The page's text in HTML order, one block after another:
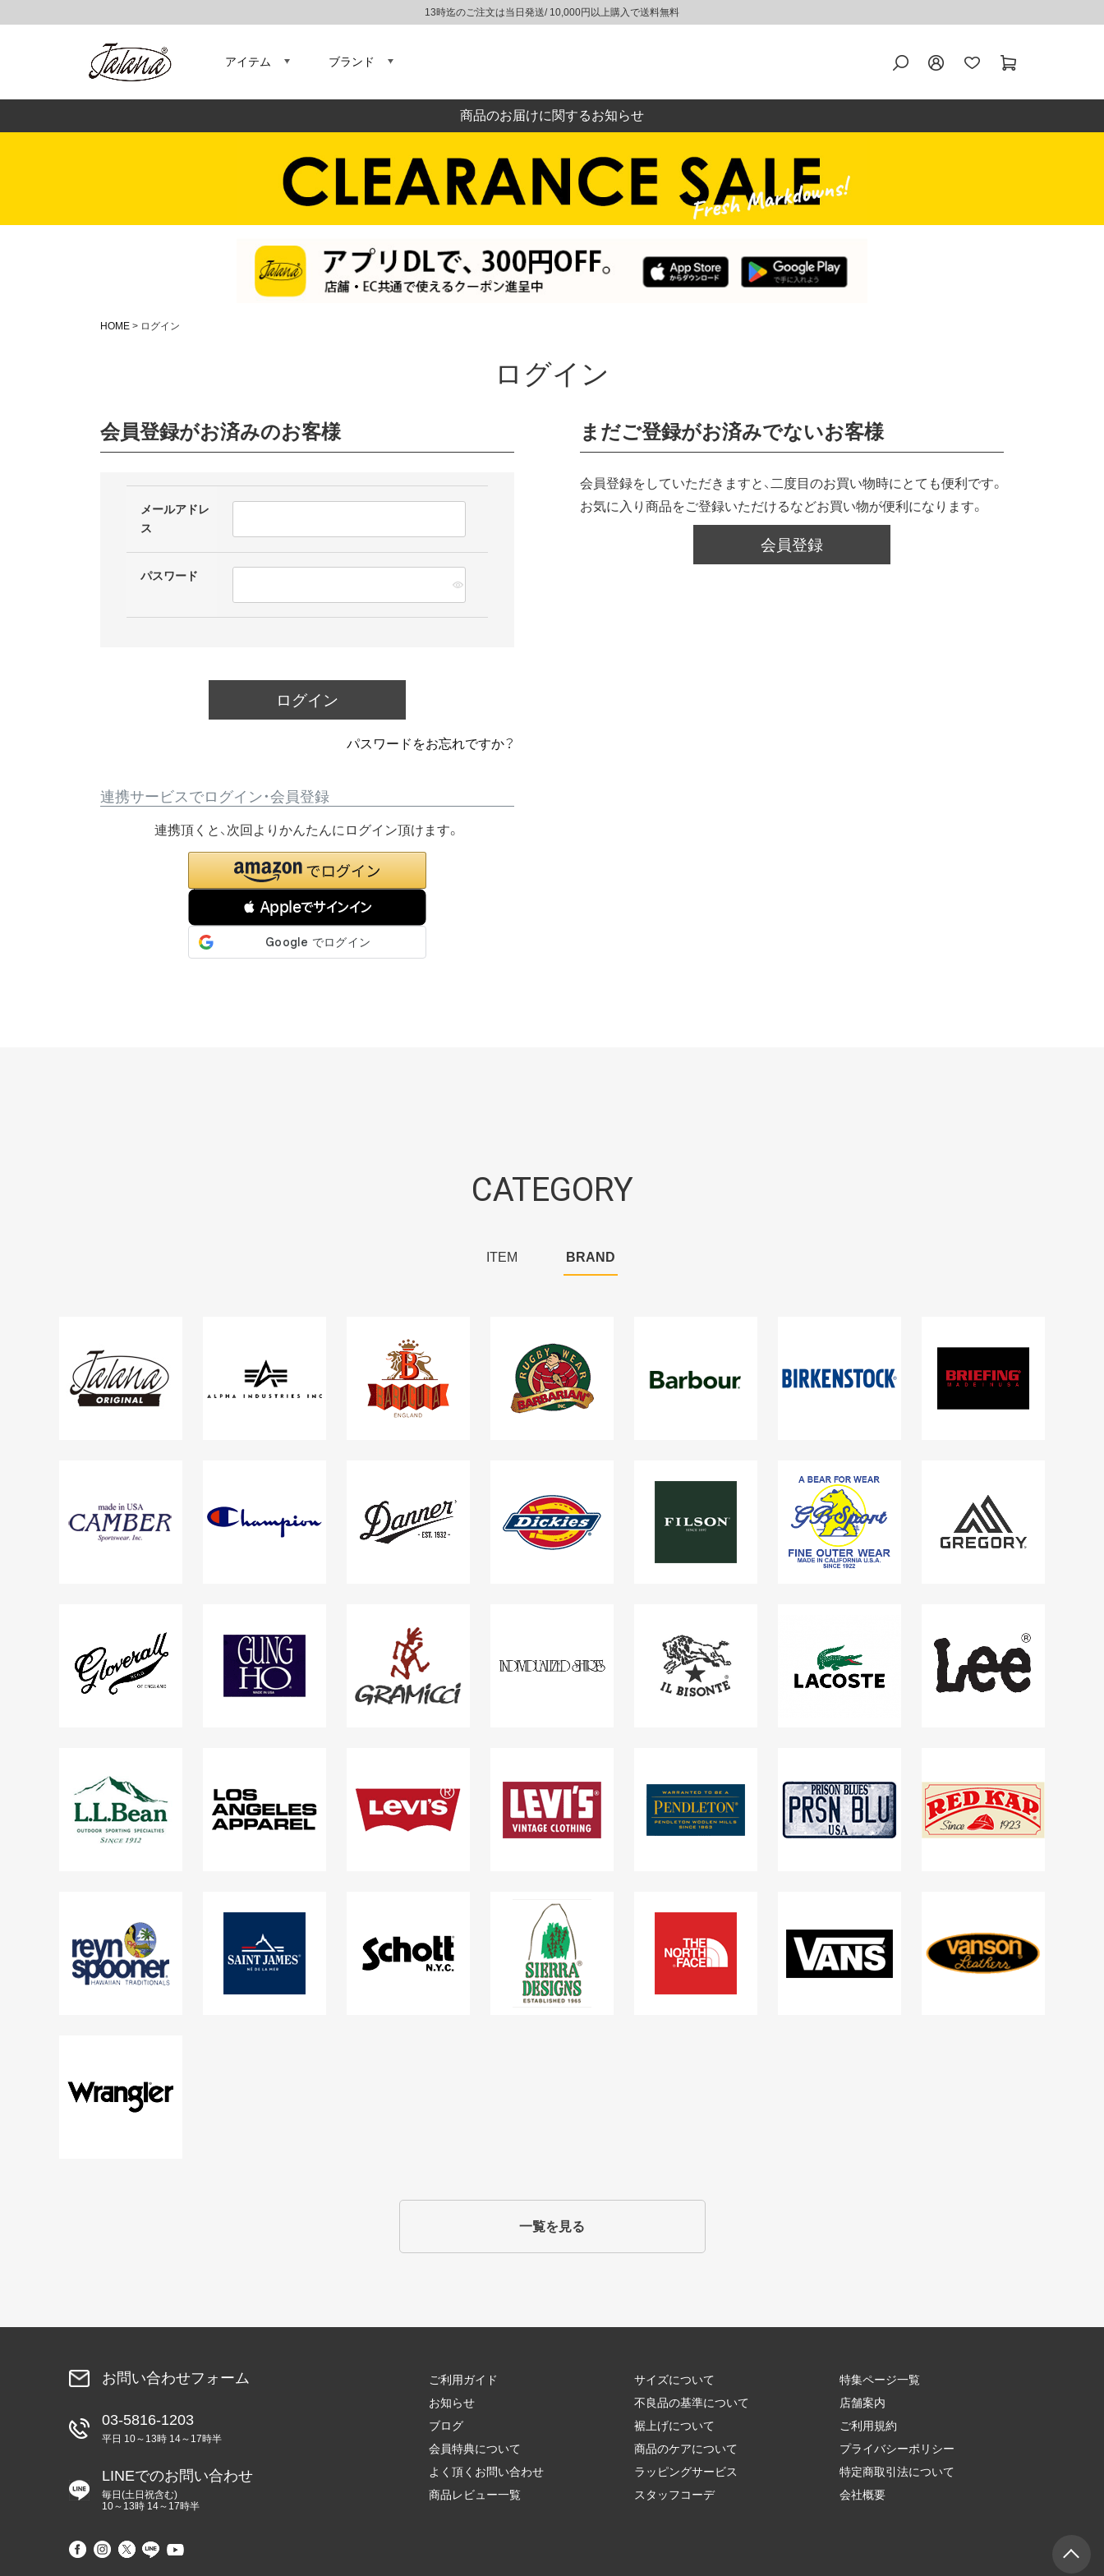
13時迄のご注文は当日発送/ 10,000円以上購入で送料無料
アイテム ブランド
商品のお届けに関するお知らせ
HOME ログイン
ログイン
会員登録がお済みのお客様
メールアドレ
ス
パスワード
ログイン
パスワードをお忘れですか？
連携サービスでログイン・会員登録
 Appleでサインイン
連携頂くと、次回よりかんたんにログイン頂けます。
まだご登録がお済みでないお客様
会員登録をしていただきますと、二度目のお買い物時にとても便利です。
お気に入り商品をご登録いただけるなどお買い物が便利になります。
会員登録
CATEGORY
ITEM BRAND
一覧を見る
お問い合わせフォーム
03-5816-1203
平日 10～13時 14～17時半
LINEでのお問い合わせ
毎日(土日祝含む)
10～13時 14～17時半
ご利用ガイド
お知らせ
ブログ
会員特典について
よく頂くお問い合わせ
商品レビュー一覧
サイズについて
不良品の基準について
裾上げについて
商品のケアについて
ラッピングサービス
スタッフコーデ
特集ページ一覧
店舗案内
ご利用規約
プライバシーポリシー
特定商取引法について
会社概要